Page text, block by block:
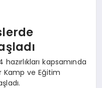
hazırlıkları kapsamında
Kamp ve Eğitim